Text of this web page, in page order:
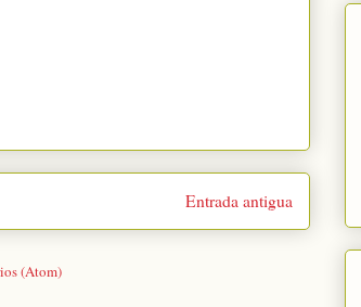
Entrada antigua
(Atom)